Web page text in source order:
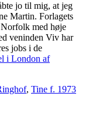
jo til mig, at jeg
Martin. Forlagets
med høje
veninden Viv har
jobs i de
i London af
, Tine f. 1973